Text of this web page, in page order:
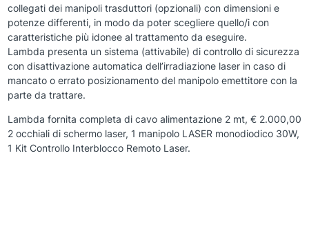
collegati dei manipoli trasduttori (opzionali) con dimensioni e
potenze differenti, in modo da poter scegliere quello/i con
caratteristiche più idonee al trattamento da eseguire.
Lambda presenta un sistema (attivabile) di controllo di sicurezza
con disattivazione automatica dell’irradiazione laser in caso di
mancato o errato posizionamento del manipolo emettitore con la
parte da trattare.
Lambda fornita completa di cavo alimentazione 2 mt, € 2.000,00
2 occhiali di schermo laser, 1 manipolo LASER monodiodico 30W,
1 Kit Controllo Interblocco Remoto Laser.